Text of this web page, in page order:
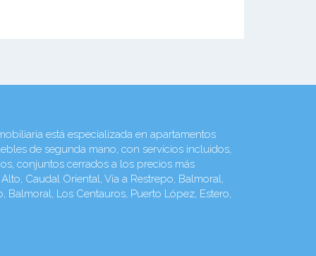
está especializada en apartamentos
de segunda mano, con servicios incluidos,
conjuntos cerrados a los precios más
Caudal Oriental, Vía a Restrepo, Balmoral,
Balmoral, Los Centauros, Puerto López, Estero,